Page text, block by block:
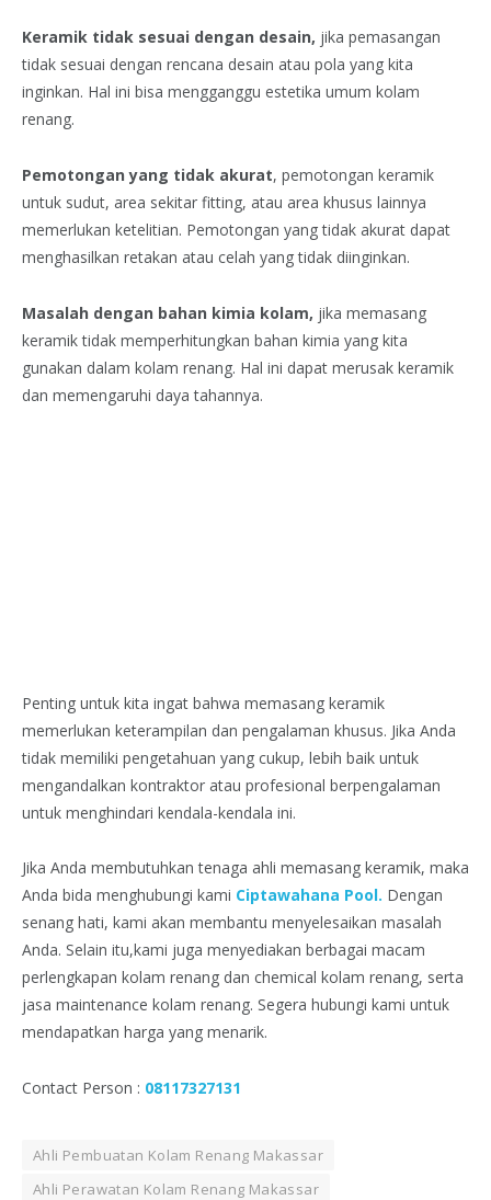
Keramik tidak sesuai dengan desain, jika pemasangan
tidak sesuai dengan rencana desain atau pola yang kita
inginkan. Hal ini bisa mengganggu estetika umum kolam
renang.
Pemotongan yang tidak akurat, pemotongan keramik
untuk sudut, area sekitar fitting, atau area khusus lainnya
memerlukan ketelitian. Pemotongan yang tidak akurat dapat
menghasilkan retakan atau celah yang tidak diinginkan.
Masalah dengan bahan kimia kolam, jika memasang
keramik tidak memperhitungkan bahan kimia yang kita
gunakan dalam kolam renang. Hal ini dapat merusak keramik
dan memengaruhi daya tahannya.
memerlukan keterampilan dan pengalaman khusus. Jika Anda
tidak memiliki pengetahuan yang cukup, lebih baik untuk
mengandalkan kontraktor atau profesional berpengalaman
untuk menghindari kendala-kendala ini.
Jika Anda membutuhkan tenaga ahli memasang keramik, maka
Anda bida menghubungi kamiCiptawahana Pool.
senang hati, kami akan membantu menyelesaikan masalah
Anda. Selain itu,kami juga menyediakan berbagai macam
perlengkapan kolam renang dan chemical kolam renang, serta
jasa maintenance kolam renang. Segera hubungi kami untuk
mendapatkan harga yang menarik.
Ahli Pembuatan Kolam Renang Makassar
Ahli Perawatan Kolam Renang Makassar